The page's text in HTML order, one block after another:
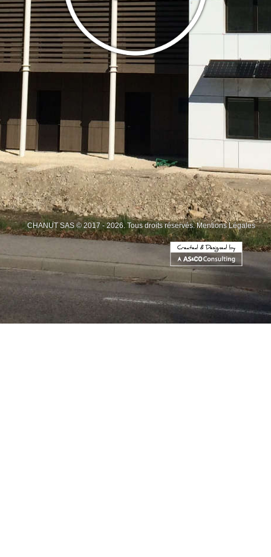
CHANUT SAS © 2017 - 2026. Tous droits réservés.Mentions Légales